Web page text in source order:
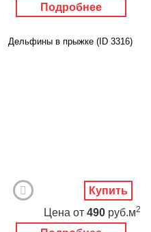
Подробнее
Дельфины в прыжке (ID 3316)
Цена от 490 руб.м2
Купить